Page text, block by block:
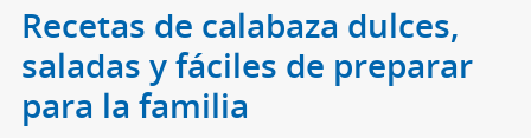
Recetas de calabaza dulces,
saladas y fáciles de preparar
para la familia